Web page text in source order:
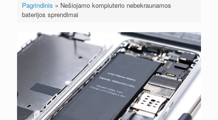
Pagrindinis » Nešiojamo kompiuterio nebekraunamos
baterijos sprendimai